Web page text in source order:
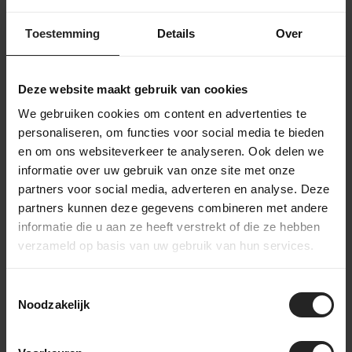
Toestemming Details Over
Deze website maakt gebruik van cookies
We gebruiken cookies om content en advertenties te
personaliseren, om functies voor social media te bieden
en om ons websiteverkeer te analyseren. Ook delen we
informatie over uw gebruik van onze site met onze
partners voor social media, adverteren en analyse. Deze
partners kunnen deze gegevens combineren met andere
informatie die u aan ze heeft verstrekt of die ze hebben
verzameld op basis van uw gebruik van hun services.
Noodzakelijk
Na je online bestelling bij BikeSuperior gaan we
direct aan de slag. We bevestigen je bestelling via e-
gekozen producten. Zodra alles gereed is,
monteren we indien nodig de fiets of onderdelen.
Daarna wordt je bestelling zorgvuldig verpakt en
verzonden. Je ontvangt een track & trace-code om
de levering te volgen. Heb je gekozen voor een
custom build? Dan houden we je op de hoogte van
het opbouwproces, van frameselectie tot
afmontage, zodat je precies weet wanneer je
unieke fiets klaar is